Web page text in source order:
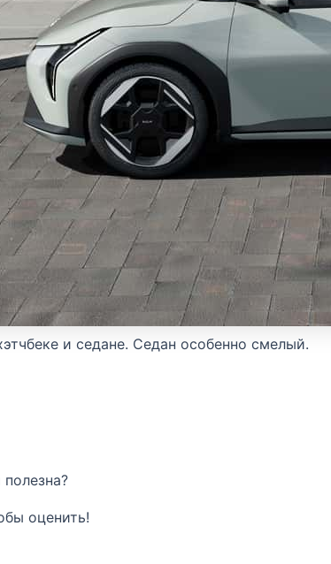
и седане. Седан особенно смелый.
оценить!